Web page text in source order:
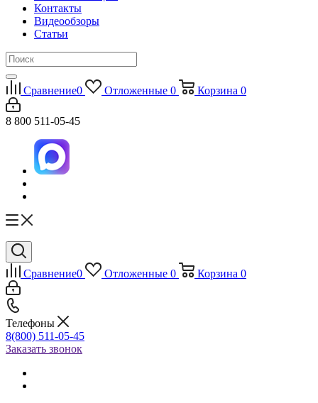
Контакты
Видеообзоры
Статьи
Сравнение0 Отложенные 0 Корзина 0
8 800 511-05-45
Сравнение0 Отложенные 0 Корзина 0
Телефоны
8(800) 511-05-45
Заказать звонок